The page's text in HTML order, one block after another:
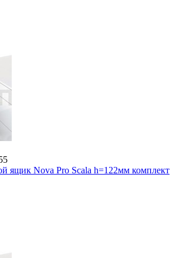
ящик Nova Pro Scala h=122мм комплект